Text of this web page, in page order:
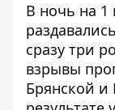
В ночь на 1
сразу три
взрывы
Брянской и